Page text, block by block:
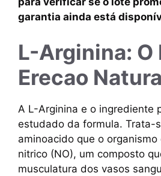
garantia ainda está
L-Arginina: O
Erecao
A L-Arginina e o ingrediente
estudado da formula. Trata-
aminoacido que o
nitrico (NO), um composto
musculatura dos vasos